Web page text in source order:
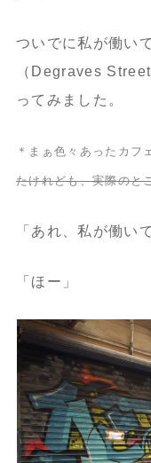
ついでに私が働い
（Degraves
ってみました。
＊まぁ色々あったカフ
たけれども、実際のと
「あれ、私が働い
「ほー」